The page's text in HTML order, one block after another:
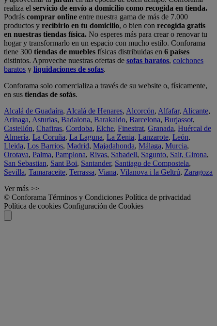
realiza el servicio de envío a domicilio como recogida en tienda.
Podrás comprar online entre nuestra gama de más de 7.000
productos y recibirlo en tu domicilio, o bien con recogida gratis
en nuestras tiendas física. No esperes más para crear o renovar tu
hogar y transformarlo en un espacio con mucho estilo. Conforama
tiene 300 tiendas de muebles físicas distribuidas en 6 países
distintos. Aproveche nuestras ofertas de sofas baratos, colchones
baratos y liquidaciones de sofas.
Conforama solo comercializa a través de su website o, físicamente,
en sus tiendas de sofás.
Alcalá de Guadaíra, Alcalá de Henares, Alcorcón, Alfafar, Alicante,
Arinaga, Asturias, Badalona, Barakaldo, Barcelona, Burjassot,
Castellón, Chafiras, Cordoba, Elche, Finestrat, Granada, Huércal de
Almería, La Coruña, La Laguna, La Zenia, Lanzarote, León,
Lleida, Los Barrios, Madrid, Majadahonda, Málaga, Murcia,
Orotava, Palma, Pamplona, Rivas, Sabadell, Sagunto, Salt, Girona,
San Sebastian, Sant Boi, Santander, Santiago de Compostela,
Sevilla, Tamaraceite, Terrassa, Viana, Vilanova i la Geltrú, Zaragoza
Ver más >>
© Conforama Términos y Condiciones Política de privacidad
Política de cookies Configuración de Cookies